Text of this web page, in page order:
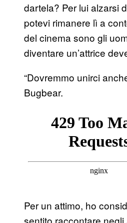
dartela? Per lui alzarsi
potevi rimanere lì a
del cinema sono gli
diventare un’attrice
“Dovremmo unirci
Bugbear.
Per un attimo, ho